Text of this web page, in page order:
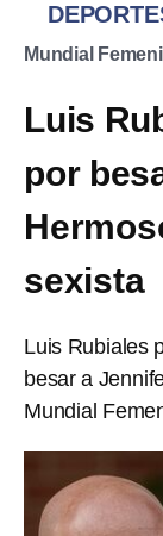
Mundial Femenil
Luis
por
sexista
Luis Rubiales
besar a
Mundial